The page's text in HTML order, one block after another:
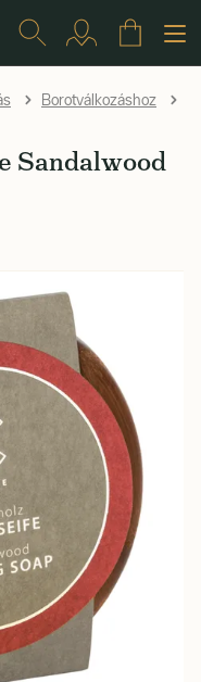
Borotválkozáshoz
Sandalwood